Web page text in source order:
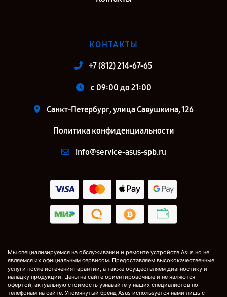
КОНТАКТЫ
+7 (812) 214-67-65
c 09:00 до 21:00
Санкт-Петербург, улица Савушкина, 126
Политика конфиденциальности
info@service-asus-spb.ru
Мы специализируемся на обслуживании и ремонте устройств Asus но не
являемся их официальным сервисом. Предоставляем высококачественные
услуги после истечения гарантии, а также осуществляем диагностику и
наладку продукции. Цены на сайте ориентировочные и не являются
офертой, актуальную стоимость узнавайте у наших специалистов по
телефонам на сайте. Упомянутый бренд Asus используется нами лишь с